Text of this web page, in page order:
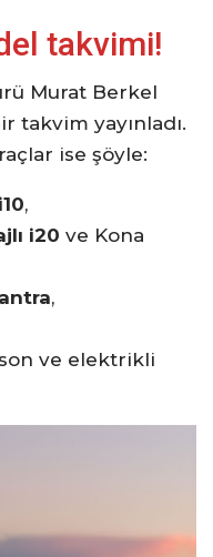
takvimi!
Murat Berkel
takvim yayınladı.
ise şöyle:
,
i20 ve Kona
,
ve elektrikli